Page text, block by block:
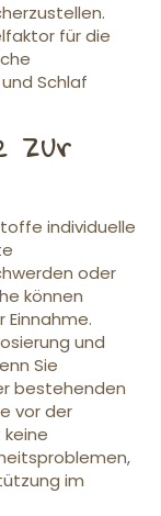
für die
Schlaf
zur
individuelle
oder
können
und
Sie
bestehenden
vor der
keine
im